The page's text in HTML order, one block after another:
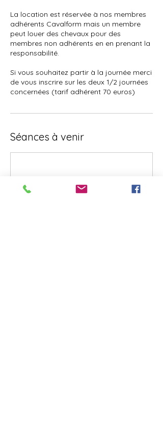
La location est réservée à nos membres
adhérents Cavalform mais un membre
peut louer des chevaux pour des
membres non adhérents en en prenant la
responsabilité.
Si vous souhaitez partir à la journée merci
de vous inscrire sur les deux 1/2 journées
concernées (tarif adhérent 70 euros)
Séances à venir